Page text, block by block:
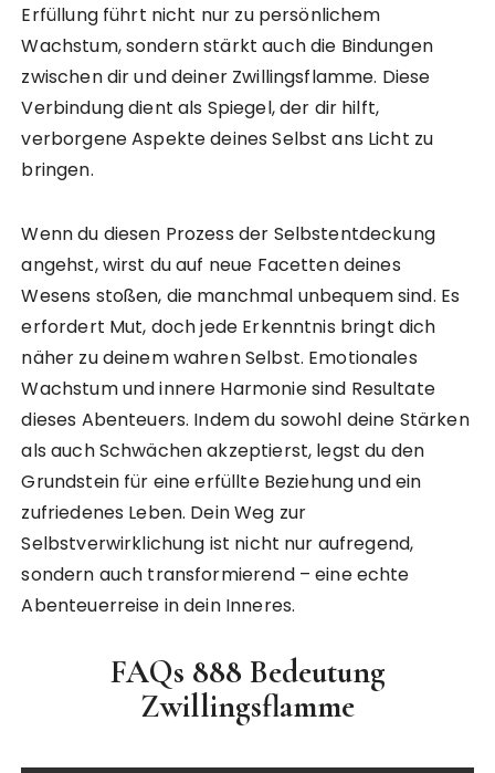
Erfüllung führt nicht nur zu persönlichem
Wachstum, sondern stärkt auch die Bindungen
zwischen dir und deiner Zwillingsflamme. Diese
Verbindung dient als Spiegel, der dir hilft,
verborgene Aspekte deines Selbst ans Licht zu
bringen.
Wenn du diesen Prozess der Selbstentdeckung
angehst, wirst du auf neue Facetten deines
Wesens stoßen, die manchmal unbequem sind. Es
erfordert Mut, doch jede Erkenntnis bringt dich
näher zu deinem wahren Selbst. Emotionales
Wachstum und innere Harmonie sind Resultate
dieses Abenteuers. Indem du sowohl deine Stärken
als auch Schwächen akzeptierst, legst du den
Grundstein für eine erfüllte Beziehung und ein
zufriedenes Leben. Dein Weg zur
Selbstverwirklichung ist nicht nur aufregend,
sondern auch transformierend – eine echte
Abenteuerreise in dein Inneres.
FAQs 888 Bedeutung
Zwillingsflamme